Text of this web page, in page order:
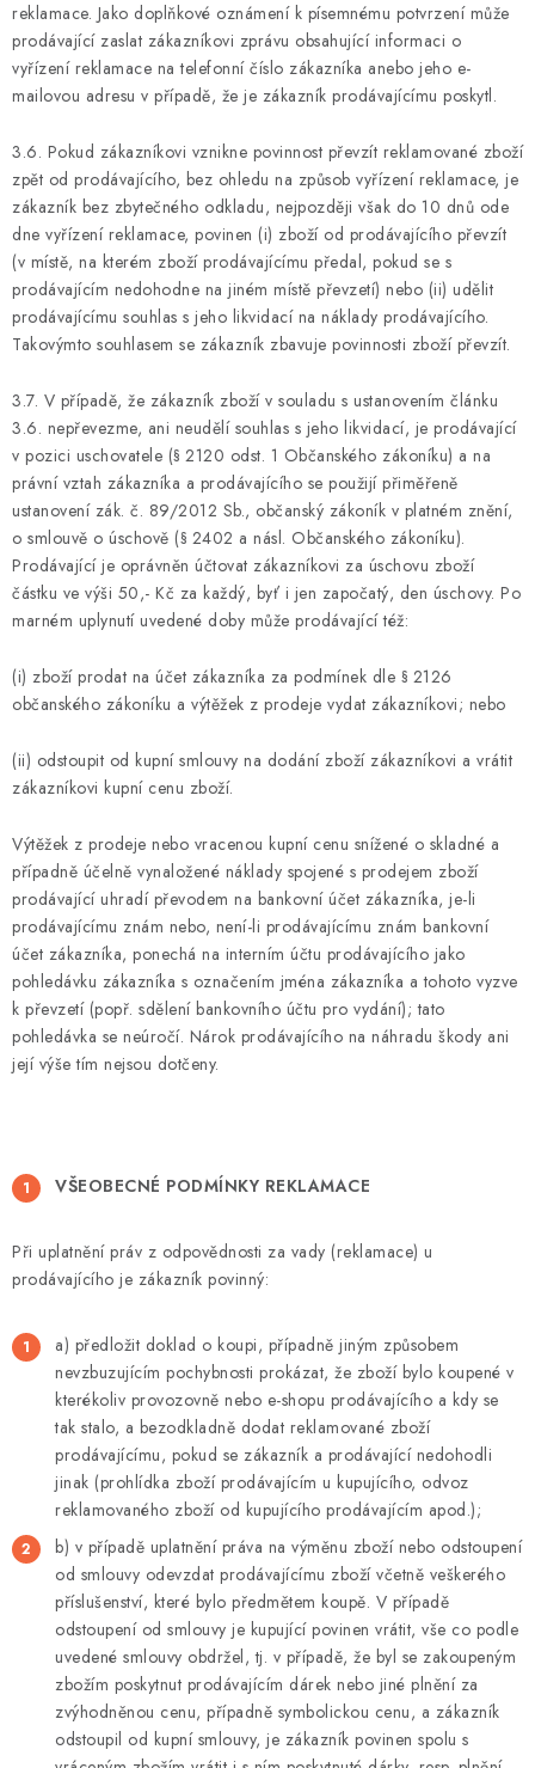
reklamace. Jako doplňkové oznámení k písemnému potvrzení může
prodávající zaslat zákazníkovi zprávu obsahující informaci o
vyřízení reklamace na telefonní číslo zákazníka anebo jeho e-
mailovou adresu v případě, že je zákazník prodávajícímu poskytl.
3.6. Pokud zákazníkovi vznikne povinnost převzít reklamované zboží
zpět od prodávajícího, bez ohledu na způsob vyřízení reklamace, je
zákazník bez zbytečného odkladu, nejpozději však do 10 dnů ode
dne vyřízení reklamace, povinen (i) zboží od prodávajícího převzít
(v místě, na kterém zboží prodávajícímu předal, pokud se s
prodávajícím nedohodne na jiném místě převzetí) nebo (ii) udělit
prodávajícímu souhlas s jeho likvidací na náklady prodávajícího.
Takovýmto souhlasem se zákazník zbavuje povinnosti zboží převzít.
3.7. V případě, že zákazník zboží v souladu s ustanovením článku
3.6. nepřevezme, ani neudělí souhlas s jeho likvidací, je prodávající
v pozici uschovatele (§ 2120 odst. 1 Občanského zákoníku) a na
právní vztah zákazníka a prodávajícího se použijí přiměřeně
ustanovení zák. č. 89/2012 Sb., občanský zákoník v platném znění,
o smlouvě o úschově (§ 2402 a násl. Občanského zákoníku).
Prodávající je oprávněn účtovat zákazníkovi za úschovu zboží
částku ve výši 50,- Kč za každý, byť i jen započatý, den úschovy. Po
marném uplynutí uvedené doby může prodávající též:
(i) zboží prodat na účet zákazníka za podmínek dle § 2126
občanského zákoníku a výtěžek z prodeje vydat zákazníkovi; nebo
(ii) odstoupit od kupní smlouvy na dodání zboží zákazníkovi a vrátit
zákazníkovi kupní cenu zboží.
Výtěžek z prodeje nebo vracenou kupní cenu snížené o skladné a
případně účelně vynaložené náklady spojené s prodejem zboží
prodávající uhradí převodem na bankovní účet zákazníka, je-li
prodávajícímu znám nebo, není-li prodávajícímu znám bankovní
účet zákazníka, ponechá na interním účtu prodávajícího jako
pohledávku zákazníka s označením jména zákazníka a tohoto vyzve
k převzetí (popř. sdělení bankovního účtu pro vydání); tato
pohledávka se neúročí. Nárok prodávajícího na náhradu škody ani
její výše tím nejsou dotčeny.
VŠEOBECNÉ PODMÍNKY REKLAMACE
Při uplatnění práv z odpovědnosti za vady (reklamace) u
prodávajícího je zákazník povinný:
a) předložit doklad o koupi, případně jiným způsobem
nevzbuzujícím pochybnosti prokázat, že zboží bylo koupené v
kterékoliv provozovně nebo e-shopu prodávajícího a kdy se
tak stalo, a bezodkladně dodat reklamované zboží
prodávajícímu, pokud se zákazník a prodávající nedohodli
jinak (prohlídka zboží prodávajícím u kupujícího, odvoz
reklamovaného zboží od kupujícího prodávajícím apod.);
b) v případě uplatnění práva na výměnu zboží nebo odstoupení
od smlouvy odevzdat prodávajícímu zboží včetně veškerého
příslušenství, které bylo předmětem koupě. V případě
odstoupení od smlouvy je kupující povinen vrátit, vše co podle
uvedené smlouvy obdržel, tj. v případě, že byl se zakoupeným
zbožím poskytnut prodávajícím dárek nebo jiné plnění za
zvýhodněnou cenu, případně symbolickou cenu, a zákazník
odstoupil od kupní smlouvy, je zákazník povinen spolu s